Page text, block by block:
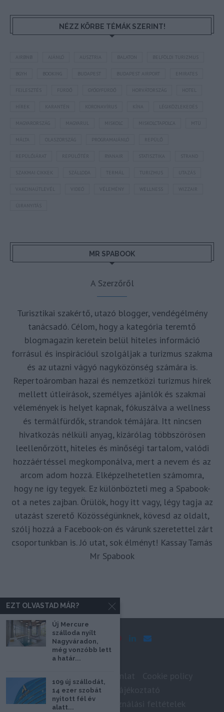
NÉZZ KÖRBE TÉMÁK SZERINT!
AUSZTRIA BALATON BELFÖLDI TURIZMUS
BUDAPEST BUDAPEST AIRPORT EMIRATES
FEJLESZTÉS HORVÁTORSZÁG HOTEL
KARANTÉN LÉGIKÖZLEKEDÉS
MAGYARORSZÁG MISKOLCTAPOLCA MTÜ
MÁLTA OLASZORSZÁG
REPÜLŐJÁRAT REPÜLŐTÉR STATISZTIKA STRAND
SZAKMAI CIKKEK SZÁLLODA TERMÁL TURIZMUS UTAZÁS
VAKCINAÚTLEVÉL WIZZAIR
ÚJRANYITÁS
MR SPABOOK
A Szerzőről
Turisztikai szakértő, utazó blogger, vendégélmény
tanácsadó. Célom, hogy a kategória teremtő
blogmagazin keretein belül hiteles információ
forrásul és inspirációul szolgáljak a turizmus szakma
és az utazni vágyó nagyközönség számára is.
Repertoáromban hazai és nemzetközi turizmus hírek
mellett útleírások, személyes ajánlók és szakmai
vélemények is helyet kapnak, fókuszálva a wellness
és termálfürdők, strandok témájára. Itt nincsen
hivatkozás nélküli anyag, kizárólag többszörösen
leellenőrzött, hiteles és minőségi tartalom, valódi
hozzáértéssel megkomponálva, mert a nevem és az
arcom adom hozzá. Elképzelhetetlen számomra,
hogy ne így tegyek. Ez különbözteti meg a Spabook-
ot a netes zajban. Örülök, hogy itt vagy, légy tagja az
utazást szerető Közösségünknek, kövesd az oldalt,
szólj hozzá a Facebook-on és várunk szeretettel zárt
csoportunkban is. Jó utat, sok élményt! Kassay Tamás
Mr Spabook
Impresszum
Adatkezelési tájékoztató
Szerzői jogok, felhasználási feltételek
EZT OLVASTAD MÁR?
Új Mercure
szálloda nyílt
Nagyváradon,
még vonzóbb lett
a határ...
109 új szállodát,
14 ezer szobát
nyitott fél év
alatt...